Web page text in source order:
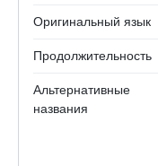
Оригинальный язык
Продолжительность
Альтернативные
названия